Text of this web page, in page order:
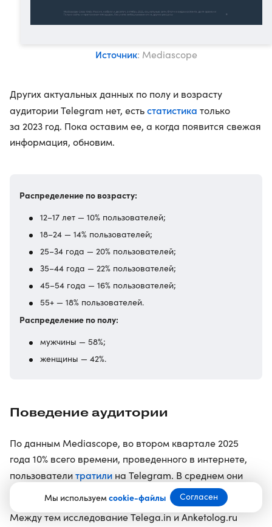
Мы используемcookie-файлы Согласен
Источник: Mediascope
Других актуальных данных по полу и возрасту
аудитории Telegram нет, естьстатистика только
за 2023 год. Пока оставим ее, а когда появится свежая
информация, обновим.
Распределение по возрасту:
12–17 лет — 10% пользователей;
18–24 — 14% пользователей;
25–34 года — 20% пользователей;
35–44 года — 22% пользователей;
45–54 года — 16% пользователей;
55+ — 18% пользователей.
Распределение по полу:
мужчины — 58%;
женщины — 42%.
Поведение аудитории
По данным Mediascope, во втором квартале 2025
года 10% всего времени, проведенного в интернете,
пользователитратили на Telegram. В среднем они
в мессенджере 50 минут в день.
Между тем исследование Telega.in и Anketolog.ru